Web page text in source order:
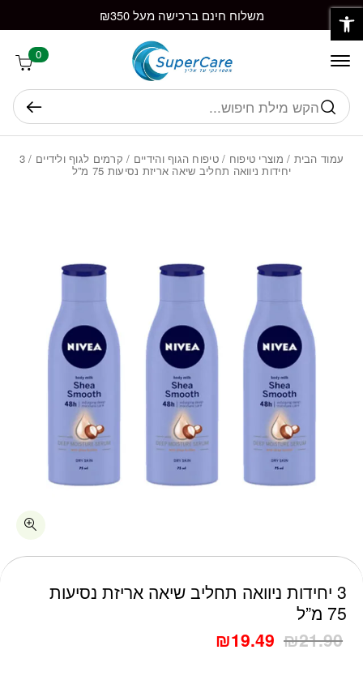
Skip to Content משלוח חינם ברכישה מעל ₪350
0
חיפוש
עמוד הבית / מוצרי טיפוח /טיפוח הגוף והידיים / קרמים לגוף ולידיים / 3
יחידות ניוואה תחליב שיאה אריזת נסיעות 75 מ”ל
3 יחידות ניוואה תחליב שיאה אריזת נסיעות
75 מ”ל
₪21.90
₪19.49
כמות 3 יחידות ניוואה תחליב שיאה אריזת נסיעות 75 מ"ל
בחזרה למעלה
פתח סרגל נגישות